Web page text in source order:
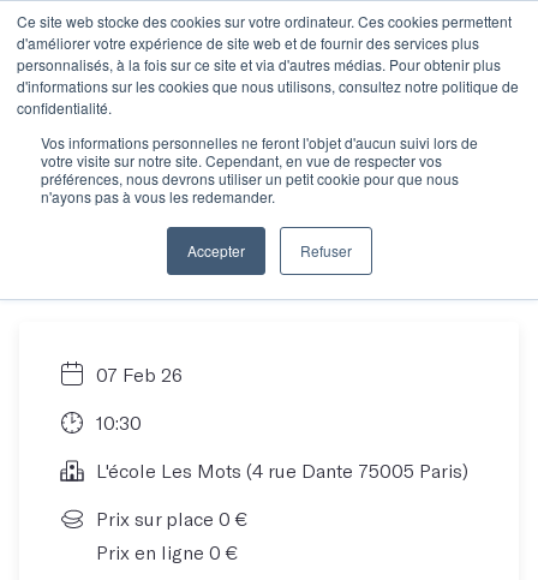
Ce site web stocke des cookies sur votre ordinateur. Ces cookies permettent
d'améliorer votre expérience de site web et de fournir des services plus
personnalisés, à la fois sur ce site et via d'autres médias. Pour obtenir plus
d'informations sur les cookies que nous utilisons, consultez notre politique de
confidentialité.
Vos informations personnelles ne feront l'objet d'aucun suivi lors de
votre visite sur notre site. Cependant, en vue de respecter vos
préférences, nous devrons utiliser un petit cookie pour que nous
n'ayons pas à vous les redemander.
Accepter Refuser
La journée des
auteurs de février
2026 (Objectif Projet)
07 Feb 26
10:30
L'école Les Mots (4 rue Dante 75005 Paris)
Prix sur place 0 €
Prix en ligne 0 €